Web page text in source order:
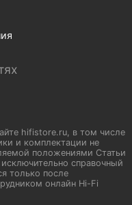
hifistore.ru, в том числе
и комплектации не
положениями Статьи
справочный
только после
онлайн Hi-Fi